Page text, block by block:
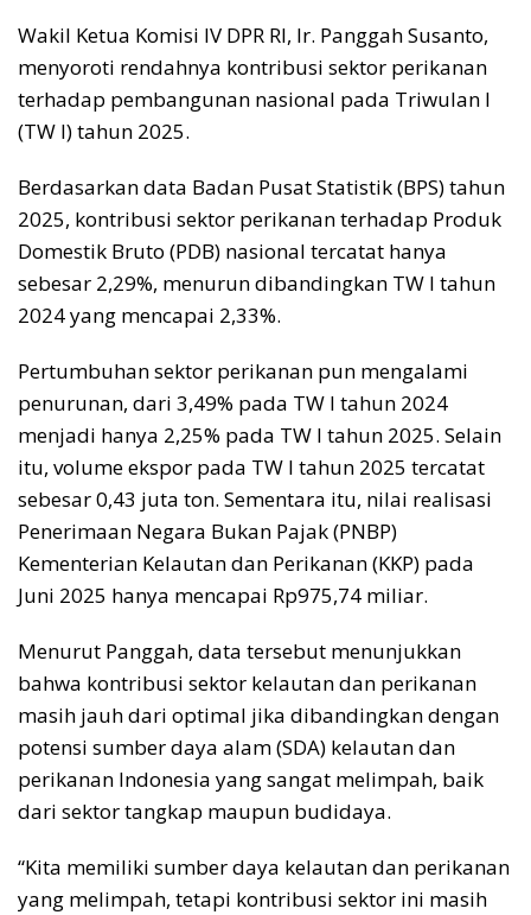
Wakil Ketua Komisi IV DPR RI, Ir. Panggah Susanto,
menyoroti rendahnya kontribusi sektor perikanan
terhadap pembangunan nasional pada Triwulan I
(TW I) tahun 2025.
Berdasarkan data Badan Pusat Statistik (BPS) tahun
2025, kontribusi sektor perikanan terhadap Produk
Domestik Bruto (PDB) nasional tercatat hanya
sebesar 2,29%, menurun dibandingkan TW I tahun
2024 yang mencapai 2,33%.
Pertumbuhan sektor perikanan pun mengalami
penurunan, dari 3,49% pada TW I tahun 2024
menjadi hanya 2,25% pada TW I tahun 2025. Selain
itu, volume ekspor pada TW I tahun 2025 tercatat
sebesar 0,43 juta ton. Sementara itu, nilai realisasi
Penerimaan Negara Bukan Pajak (PNBP)
Kementerian Kelautan dan Perikanan (KKP) pada
Juni 2025 hanya mencapai Rp975,74 miliar.
Menurut Panggah, data tersebut menunjukkan
bahwa kontribusi sektor kelautan dan perikanan
masih jauh dari optimal jika dibandingkan dengan
potensi sumber daya alam (SDA) kelautan dan
perikanan Indonesia yang sangat melimpah, baik
dari sektor tangkap maupun budidaya.
“Kita memiliki sumber daya kelautan dan perikanan
yang melimpah, tetapi kontribusi sektor ini masih